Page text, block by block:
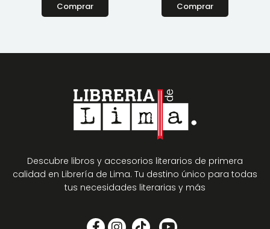
Comprar Comprar
Descubre libros y accesorios literarios de primera
calidad en Librería de Lima. Tu destino único para todas
tus necesidades literarias y más